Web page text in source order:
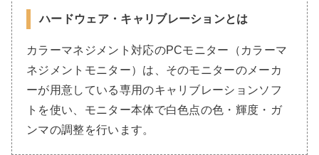
ハードウェア・キャリブレーションとは
カラーマネジメント対応のPCモニター（カラーマ
ネジメントモニター）は、そのモニターのメーカ
ーが用意している専用のキャリブレーションソフ
トを使い、モニター本体で白色点の色・輝度・ガ
ンマの調整を行います。